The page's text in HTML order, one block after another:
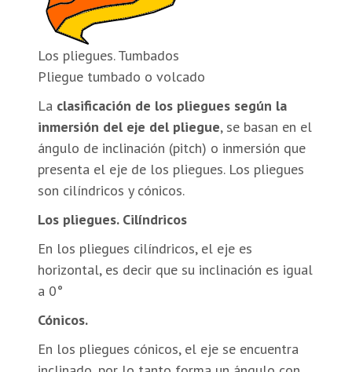
Los pliegues. Tumbados
Pliegue tumbado o volcado
La clasificación de los pliegues según la
inmersión del eje del pliegue, se basan en el
ángulo de inclinación (pitch) o inmersión que
presenta el eje de los pliegues. Los pliegues
son cilíndricos y cónicos.
Los pliegues. Cilíndricos
En los pliegues cilíndricos, el eje es
horizontal, es decir que su inclinación es igual
a 0°
Cónicos.
En los pliegues cónicos, el eje se encuentra